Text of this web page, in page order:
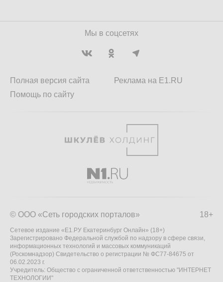
Мы в соцсетях
Полная версия сайта
Помощь по сайту
Реклама на E1.RU
18+
© ООО «Сеть городских порталов»
Сетевое издание «Е1.РУ Екатеринбург Онлайн» (18+)
Зарегистрировано Федеральной службой по надзору в сфере связи,
информационных технологий и массовых коммуникаций
(Роскомнадзор) Свидетельство о регистрации № ФС77-84675 от
06.02.2023 г.
Учредитель: Общество с ограниченной ответственностью "ИНТЕРНЕТ
ТЕХНОЛОГИИ"